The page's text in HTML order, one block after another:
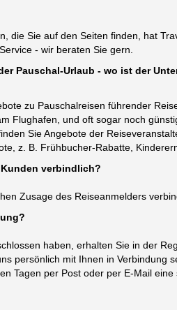
die Sie auf den Seiten finden, hat
- wir beraten Sie gern.
Pauschal-Urlaub - wo ist der
zu Pauschalreisen führender
Flughafen, und oft sogar noch
Sie Angebote der
z. B. Frühbucher-Rabatte,
verbindlich?
Zusage des Reiseanmelders
haben, erhalten Sie in der
persönlich mit Ihnen in Verbindung
Tagen per Post oder per E-Mail